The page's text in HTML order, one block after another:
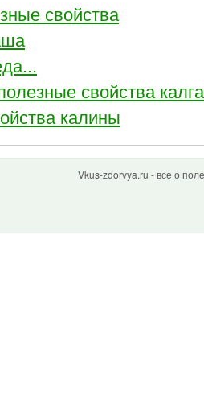
свойства
свойства
калины
Vkus-zdorvya.ru - все о